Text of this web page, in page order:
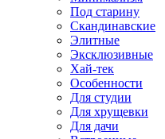
Под старину
Скандинавские
Элитные
Эксклюзивные
Хай-тек
Особенности
Для студии
Для хрущевки
Для дачи